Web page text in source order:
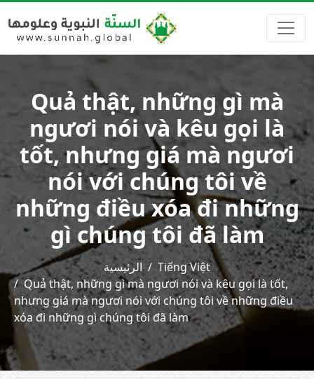
Quả thật, những gì mà
ngươi nói và kêu gọi là
tốt, nhưng giá mà ngươi
nói với chúng tôi về
những điều xóa đi những
gì chúng tôi đã làm
الرئيسية
Tiếng Việt
Quả thật, những gì mà ngươi nói và kêu gọi là tốt,
nhưng giá mà ngươi nói với chúng tôi về những điều
xóa đi những gì chúng tôi đã làm